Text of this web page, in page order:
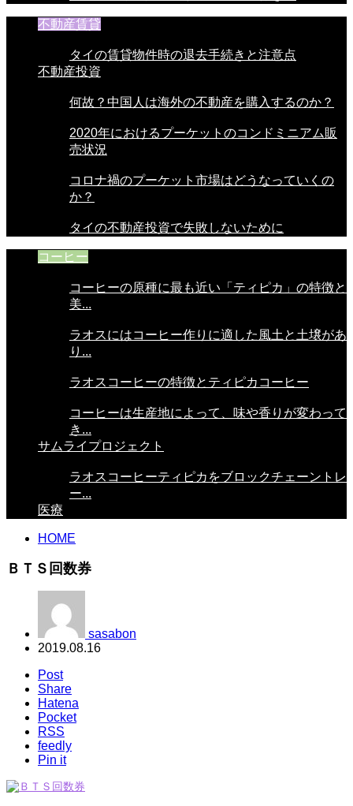
不動産賃貸
タイの賃貸物件時の退去手続きと注意点
不動産投資
何故？中国人は海外の不動産を購入するのか？
2020年におけるプーケットのコンドミニアム販
売状況
コロナ禍のプーケット市場はどうなっていくの
か？
タイの不動産投資で失敗しないために
コーヒー
コーヒーの原種に最も近い「ティピカ」の特徴と
美...
ラオスにはコーヒー作りに適した風土と土壌があ
り...
ラオスコーヒーの特徴とティピカコーヒー
コーヒーは生産地によって、味や香りが変わって
き...
サムライプロジェクト
ラオスコーヒーティピカをブロックチェーントレ
ー...
医療
HOME
ＢＴＳ回数券
sasabon
2019.08.16
Post
Share
Hatena
Pocket
RSS
feedly
Pin it